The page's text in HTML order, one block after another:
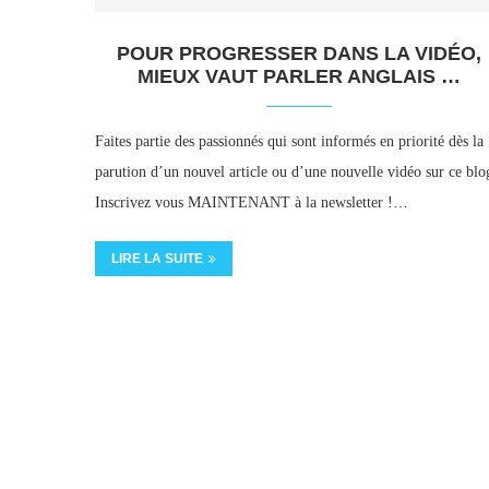
POUR PROGRESSER DANS LA VIDÉO,
MIEUX VAUT PARLER ANGLAIS …
Faites partie des passionnés qui sont informés en priorité dès la
parution d’un nouvel article ou d’une nouvelle vidéo sur ce
Inscrivez vous MAINTENANT à la newsletter !…
LIRE LA SUITE